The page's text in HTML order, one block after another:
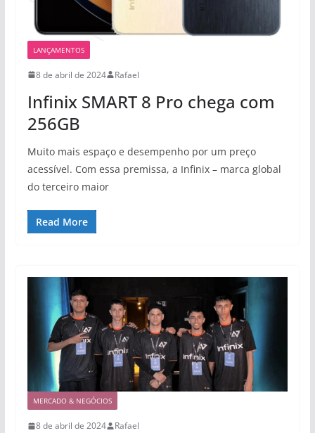
LANÇAMENTOS
8 de abril de 2024 Rafael
Infinix SMART 8 Pro chega com
256GB
Muito mais espaço e desempenho por um preço
acessível. Com essa premissa, a Infinix – marca global
do terceiro maior
Read More
MERCADO & NEGÓCIOS
8 de abril de 2024 Rafael